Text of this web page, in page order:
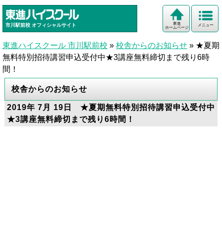
市川駅前校 オフィシャルサイト メニュー
東進
ホームページ
東進ハイスクール 市川駅前校 » 校舎からのお知らせ » ★夏期
無料特別招待講習申込受付中★3講座無料締切まで残り6時
間！
校舎からのお知らせ
2019年 7月 19日 ★夏期無料特別招待講習申込受付中
★3講座無料締切まで残り6時間！